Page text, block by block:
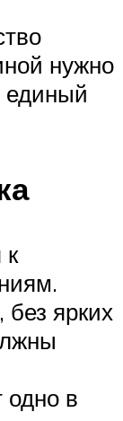
нужно
единый
к
ярких
одно в